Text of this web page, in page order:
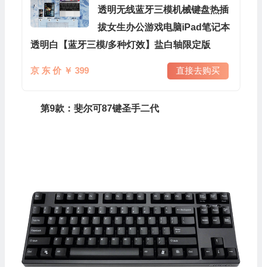
透明无线蓝牙三模机械键盘热插
拔女生办公游戏电脑iPad笔记本
透明白【蓝牙三模/多种灯效】盐白轴限定版
京 东 价 ￥ 399 直接去购买
第9款：斐尔可87键圣手二代